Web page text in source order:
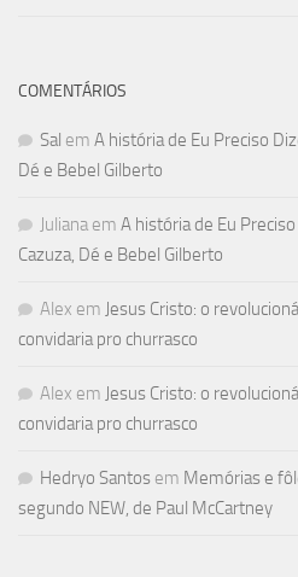
COMENTÁRIOS
Sal em A história de Eu Preciso
Dé e Bebel Gilberto
Juliana em A história de Eu
Cazuza, Dé e Bebel Gilberto
Alex em Jesus Cristo: o
convidaria pro churrasco
Alex em Jesus Cristo: o
convidaria pro churrasco
Hedryo Santos em Memórias e
segundo NEW, de Paul McCartney